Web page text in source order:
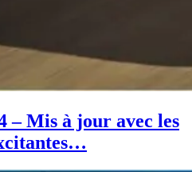
– Mis à jour avec les